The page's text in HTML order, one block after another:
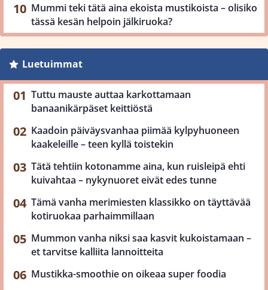
Mummi teki tätä aina ekoista mustikoista – olisiko
tässä kesän helpoin jälkiruoka?
Luetuimmat
Tuttu mauste auttaa karkottamaan
banaanikärpäset keittiöstä
Kaadoin päiväysvanhaa piimää kylpyhuoneen
kaakeleille – teen kyllä toistekin
Tätä tehtiin kotonamme aina, kun ruisleipä ehti
kuivahtaa – nykynuoret eivät edes tunne
Tämä vanha merimiesten klassikko on täyttävää
kotiruokaa parhaimmillaan
Mummon vanha niksi saa kasvit kukoistamaan –
et tarvitse kalliita lannoitteita
Mustikka-smoothie on oikeaa super foodia